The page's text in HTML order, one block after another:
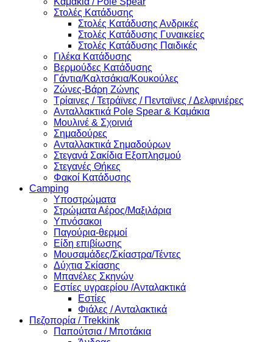
Στολές Κατάδυσης
Στολές Κατάδυσης Ανδρικές
Στολές Κατάδυσης Γυναικείες
Στολές Κατάδυσης Παιδικές
Γιλέκα Κατάδυσης
Βερμούδες Κατάδυσης
Γάντια/Καλτσάκια/Κουκούλες
Ζώνες-Βάρη Ζώνης
Τρίαινες / Τετράϊνες / Πενταϊνες / Δελφινιέρες
Ανταλλακτικά Pole Spear & Καμάκια
Μουλινέ & Σχοινιά
Σημαδούρες
Ανταλλακτικά Σημαδούρων
Στεγανά Σακίδια Εξοπλησμού
Στεγανές Θήκες
Φακοί Κατάδυσης
Camping
Υποστρώματα
Στρώματα Αέρος/Μαξιλάρια
Υπνόσακοι
Παγούρια-θερμοί
Είδη επιβίωσης
Μουσαμάδες/Σκίαστρα/Τέντες
Δύχτια Σκίασης
Μπανέλες Σκηνών
Εστίες υγραερίου /Ανταλακτικά
Εστίες
Φιάλες / Ανταλακτικά
Πεζοπορία / Trekkink
Παπούτσια / Μποτάκια